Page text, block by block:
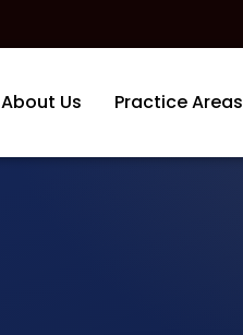
About Us Practice Areas